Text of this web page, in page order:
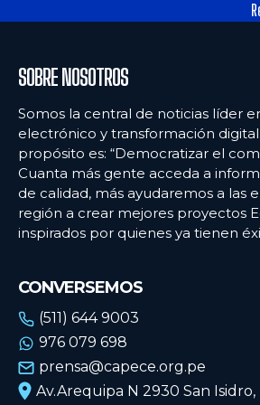
Ecommercenews
PERÚ
ARGENTINA
BOLIVIA
CHILE
ECUADOR
MÉXICO
URUGUAY
VENEZUELA
Ecommercenews
PERÚ
ARGENTINA
BOLIVIA
CHILE
ECUADOR
MÉXICO
URUGUAY
VENEZUELA
SOBRE NOSOTROS
Somos la central de noticias líder
electrónico y transformación
propósito es: “Democratizar el
Cuanta más gente acceda a
de calidad, más ayudaremos a las
región a crear mejores proyectos
inspirados por quienes ya tienen
CONVERSEMOS
(511) 644 9003
976 079 698
prensa@capece.org.pe
Av.Arequipa N 2930 San Isidro,